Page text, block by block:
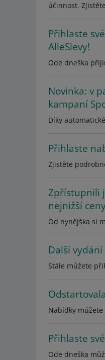
účinnost.
Přihlaste
AlleSlevy!
Ode dneška
Novinka: v
kampaní
Díky
Přihlaste
Zjistěte
Zpřístupnili
nejnižší
Od nynějška si
Další
Stále můžete
Nabídky
Přihlaste
Ode dneška